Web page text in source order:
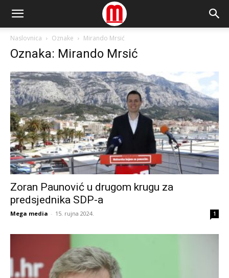
Naslovnica Oznake Mirando Mrsić
Oznaka: Mirando Mrsić
Zoran Paunović u drugom krugu za
predsjednika SDP-a
Mega media - 15. rujna 2024. 1